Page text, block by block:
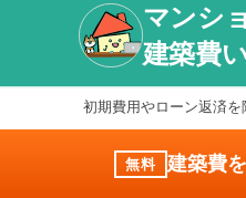
物をコンバージョンす
ってくるので、実績の
マンシ
建築費
初期費用やローン返済
無料 建築費